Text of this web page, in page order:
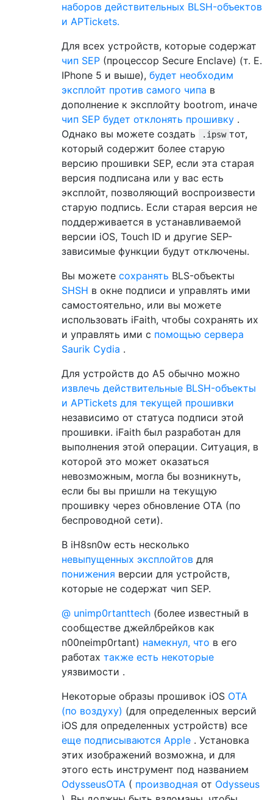
наборов действительных BLSH-объектов
и APTickets.
Для всех устройств, которые содержат
чип SEP (процессор Secure Enclave) (т. Е.
IPhone 5 и выше), будет необходим
эксплойт против самого чипа в
дополнение к эксплойту bootrom, иначе
чип SEP будет отклонять прошивку .
Однако вы можете создать
.ipsw тот,
который содержит более старую
версию прошивки SEP, если эта старая
версия подписана или у вас есть
эксплойт, позволяющий воспроизвести
старую подпись. Если старая версия не
поддерживается в устанавливаемой
версии iOS, Touch ID и другие SEP-
зависимые функции будут отключены.
Вы можете сохранять BLS-объекты
SHSH в окне подписи и управлять ими
самостоятельно, или вы можете
использовать iFaith, чтобы сохранять их
и управлять ими с помощью сервера
Saurik Cydia .
Для устройств до A5 обычно можно
извлечь действительные BLSH-объекты
и APTickets для текущей прошивки
независимо от статуса подписи этой
прошивки. iFaith был разработан для
выполнения этой операции. Ситуация, в
которой это может оказаться
невозможным, могла бы возникнуть,
если бы вы пришли на текущую
прошивку через обновление OTA (по
беспроводной сети).
В iH8sn0w есть несколько
невыпущенных эксплойтов для
понижения версии для устройств,
которые не содержат чип SEP.
@ unimp0rtanttech (более известный в
сообществе джейлбрейков как
n00neimp0rtant) намекнул, что в его
работах также есть некоторые
уязвимости .
Некоторые образы прошивок iOS OTA
(по воздуху) (для определенных версий
iOS для определенных устройств) все
еще подписываются Apple . Установка
этих изображений возможна, и для
этого есть инструмент под названием
OdysseusOTA ( производная от Odysseus